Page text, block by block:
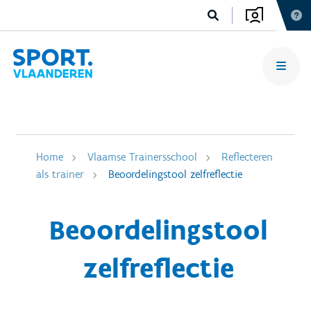
Home Vlaamse Trainersschool
Reflecteren
als trainer
Beoordelingstool zelfreflectie
Beoordelingstool
zelfreflectie